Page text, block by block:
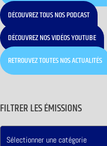
DÉCOUVREZ TOUS NOS PODCAST
DÉCOUVREZ NOS VIDÉOS YOUTUBE
RETROUVEZ TOUTES NOS ACTUALITÉS
FILTRER LES ÉMISSIONS